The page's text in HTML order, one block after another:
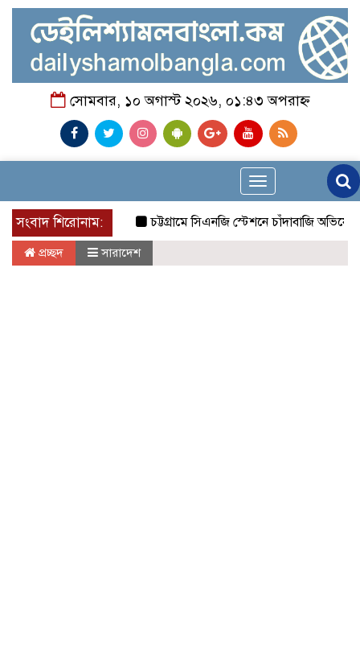
সোমবার, ১০ অগাস্ট ২০২৬, ০১:৪৩ অপরাহ্ন
Toggle
navigation
সংবাদ শিরোনাম:
চট্টগ্রামে সিএনজি স্টেশনে চাঁদাবাজি অভিযোগে
প্রচ্ছদ সারাদেশ